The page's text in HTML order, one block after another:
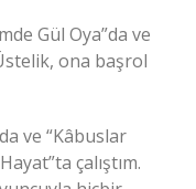
Gül Oya”da ve
ona başrol
ve “Kâbuslar
çalıştım.